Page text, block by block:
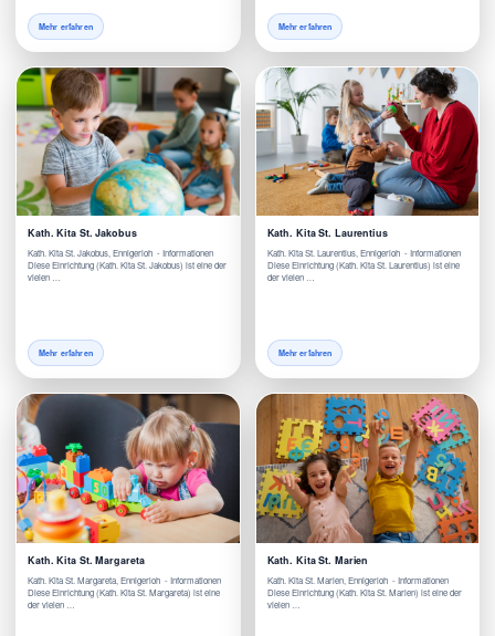
Mehr erfahren Mehr erfahren
Kath. Kita St. Jakobus
Kath. Kita St. Jakobus, Ennigerloh - Informationen
Diese Einrichtung (Kath. Kita St. Jakobus) ist eine der
vielen …
Mehr erfahren
Kath. Kita St. Laurentius
Kath. Kita St. Laurentius, Ennigerloh - Informationen
Diese Einrichtung (Kath. Kita St. Laurentius) ist eine
der vielen …
Mehr erfahren
Kath. Kita St. Margareta
Kath. Kita St. Margareta, Ennigerloh - Informationen
Diese Einrichtung (Kath. Kita St. Margareta) ist eine
der vielen …
Kath. Kita St. Marien
Kath. Kita St. Marien, Ennigerloh - Informationen
Diese Einrichtung (Kath. Kita St. Marien) ist eine der
vielen …